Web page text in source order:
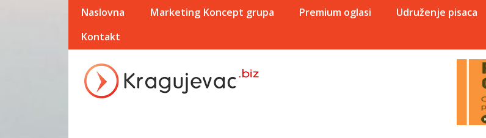
Naslovna Marketing Koncept grupa Premium oglasi Udruženje pisaca
Kontakt